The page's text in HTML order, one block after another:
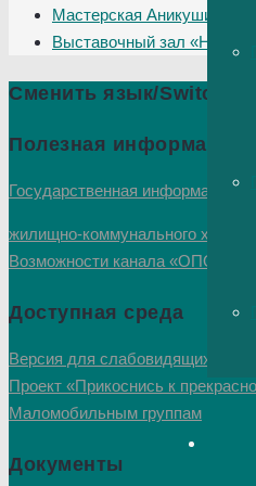
Мастерская Аникушина
Выставочный зал «Невский
Сменить язык/Switch
Полезная информация
Государственная
жилищно-коммунального
Возможности канала
Доступная среда
Версия для слабовидящих
Проект «Прикоснись к
Маломобильным группам
Документы